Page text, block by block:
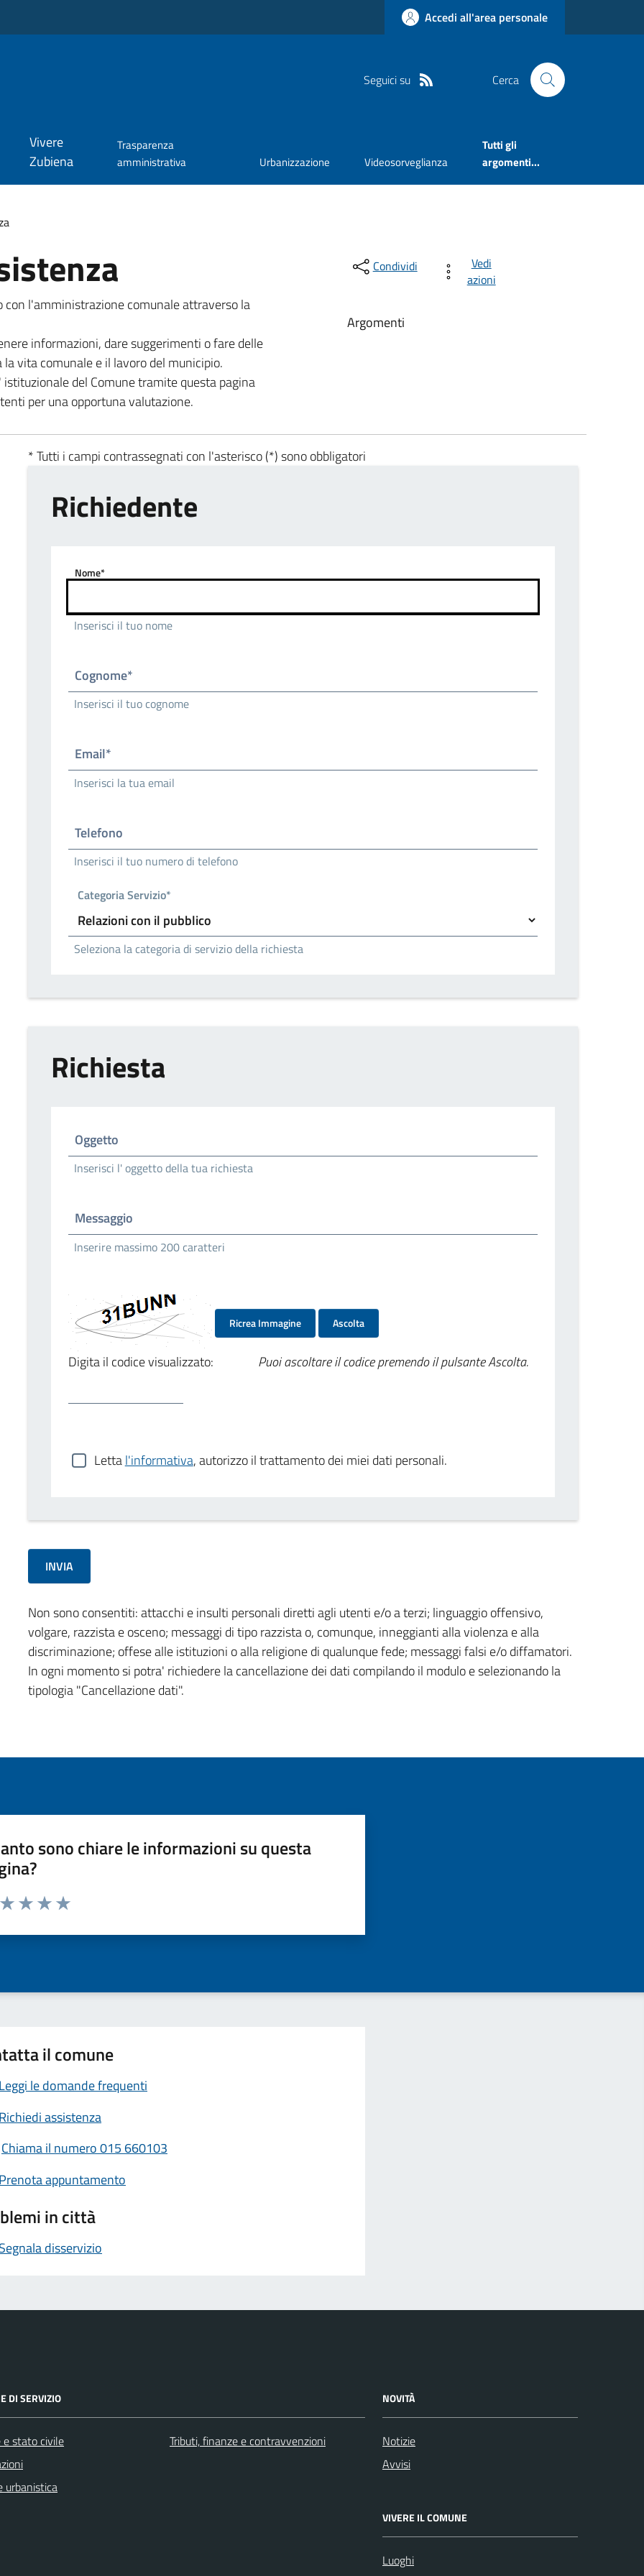
Accedi all'area personale
Seguici su Cerca
Vivere
Zubiena
Trasparenza
amministrativa
Urbanizzazione Videosorveglianza
Tutti gli
argomenti...
con l'amministrazione comunale attraverso la
informazioni, dare suggerimenti o fare delle
vita comunale e il lavoro del municipio.
del Comune tramite questa pagina
per una opportuna valutazione.
Condividi
Vedi
azioni
Argomenti
* Tutti i campi contrassegnati con l'asterisco (*) sono obbligatori
Richiedente
Nome*
Inserisci il tuo nome
Cognome*
Inserisci il tuo cognome
Email*
Inserisci la tua email
Telefono
Inserisci il tuo numero di telefono
Categoria Servizio*
Seleziona la categoria di servizio della richiesta
Richiesta
Oggetto
Inserisci l' oggetto della tua richiesta
Messaggio
Inserire massimo 200 caratteri
Ricrea Immagine Ascolta
Digita il codice visualizzato: Puoi ascoltare il codice premendo il pulsante Ascolta.
Lettal'informativa, autorizzo il trattamento dei miei dati personali.
Non sono consentiti: attacchi e insulti personali diretti agli utenti e/o a terzi; linguaggio offensivo,
volgare, razzista e osceno; messaggi di tipo razzista o, comunque, inneggianti alla violenza e alla
discriminazione; offese alle istituzioni o alla religione di qualunque fede; messaggi falsi e/o diffamatori.
In ogni momento si potra' richiedere la cancellazione dei dati compilando il modulo e selezionando la
tipologia "Cancellazione dati".
sono chiare le informazioni su questa
da 1 a 5 stelle la pagina
il comune
Leggi le domande frequenti
Richiedi assistenza
Chiama il numero 015 660103
Prenota appuntamento
in città
Segnala disservizio
DI SERVIZIO
e stato civile
urbanistica
Tributi, finanze e contravvenzioni
NOVITÀ
Notizie
Avvisi
VIVERE IL COMUNE
Luoghi